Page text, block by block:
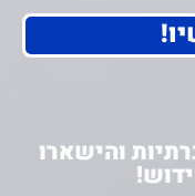
והישארו